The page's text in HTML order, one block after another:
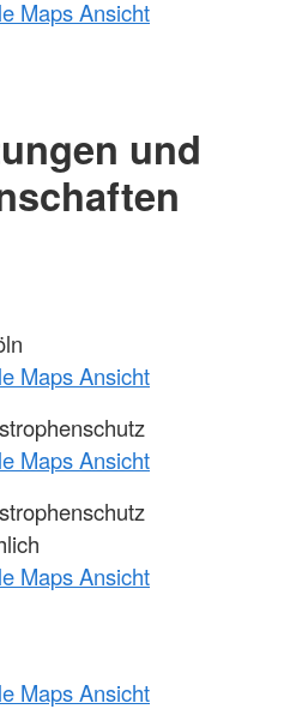
Maps Ansicht
und
Maps Ansicht
Maps Ansicht
Maps Ansicht
Maps Ansicht